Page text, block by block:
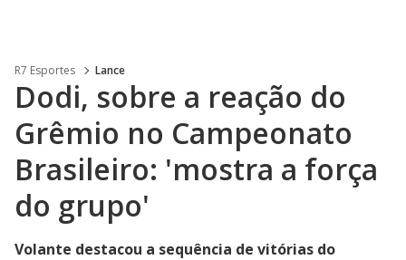
R7 Esportes Lance
Dodi, sobre a reação do
Grêmio no Campeonato
Brasileiro: 'mostra a força
do grupo'
Volante destacou a sequência de vitórias do